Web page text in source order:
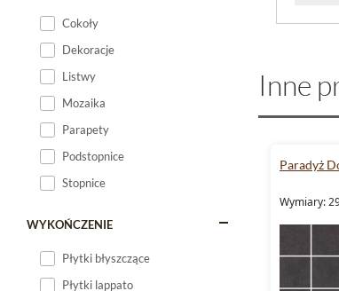
Cokoły
Dekoracje
Listwy
Mozaika
Parapety
Podstopnice
Stopnice
WYKOŃCZENIE
Płytki błyszczące
Płytki lappato
Inne
Paradyż
Wymiary: